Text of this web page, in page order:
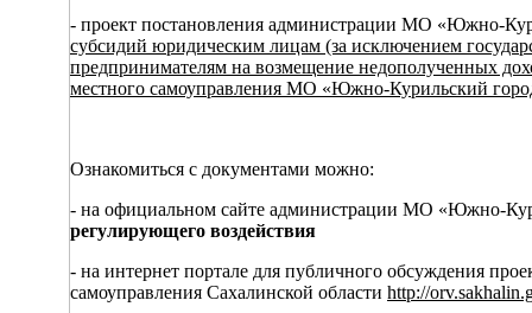
- проект постановления администрации МО «Южно-
субсидий юридическим лицам (за исключением
предпринимателям на возмещение недополученных
местного самоуправления МО «Южно-Курильский
Ознакомиться с документами можно:
- на официальном сайте администрации МО «Южно-
регулирующего воздействия
- на интернет портале для публичного обсуждения
самоуправления Сахалинской области http://